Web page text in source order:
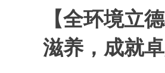
【全环境立
滋养，成就